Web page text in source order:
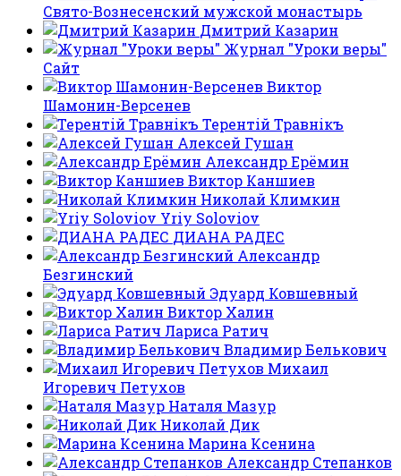
Свято-Вознесенский мужской монастырь
Дмитрий Казарин
Журнал "Уроки веры"
Сайт
Виктор
Шамонин-Версенев
Терентiй Травнiкъ
Алексей Гушан
Александр Ерёмин
Виктор Каншиев
Николай Климкин
Yriy Soloviov
ДИАНА РАДЕС
Александр
Безгинский
Эдуард Ковшевный
Виктор Халин
Лариса Ратич
Владимир Белькович
Михаил
Игоревич Петухов
Наталя Мазур
Николай Дик
Марина Ксенина
Александр Степанков